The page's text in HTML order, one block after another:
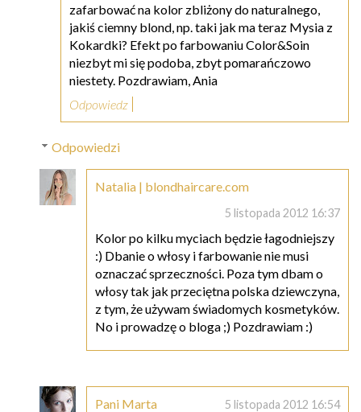
zafarbować na kolor zbliżony do naturalnego,
jakiś ciemny blond, np. taki jak ma teraz Mysia z
Kokardki? Efekt po farbowaniu Color&Soin
niezbyt mi się podoba, zbyt pomarańczowo
niestety. Pozdrawiam, Ania
Odpowiedz
Odpowiedzi
Natalia | blondhaircare.com
5 listopada 2012 16:37
Kolor po kilku myciach będzie łagodniejszy
:) Dbanie o włosy i farbowanie nie musi
oznaczać sprzeczności. Poza tym dbam o
włosy tak jak przeciętna polska dziewczyna,
z tym, że używam świadomych kosmetyków.
No i prowadzę o bloga ;) Pozdrawiam :)
Pani Marta 5 listopada 2012 16:54